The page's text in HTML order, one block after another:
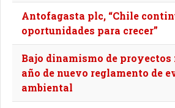
Antofagasta plc, “Chile
oportunidades para crecer”
Bajo dinamismo de
año de nuevo reglamento de
ambiental